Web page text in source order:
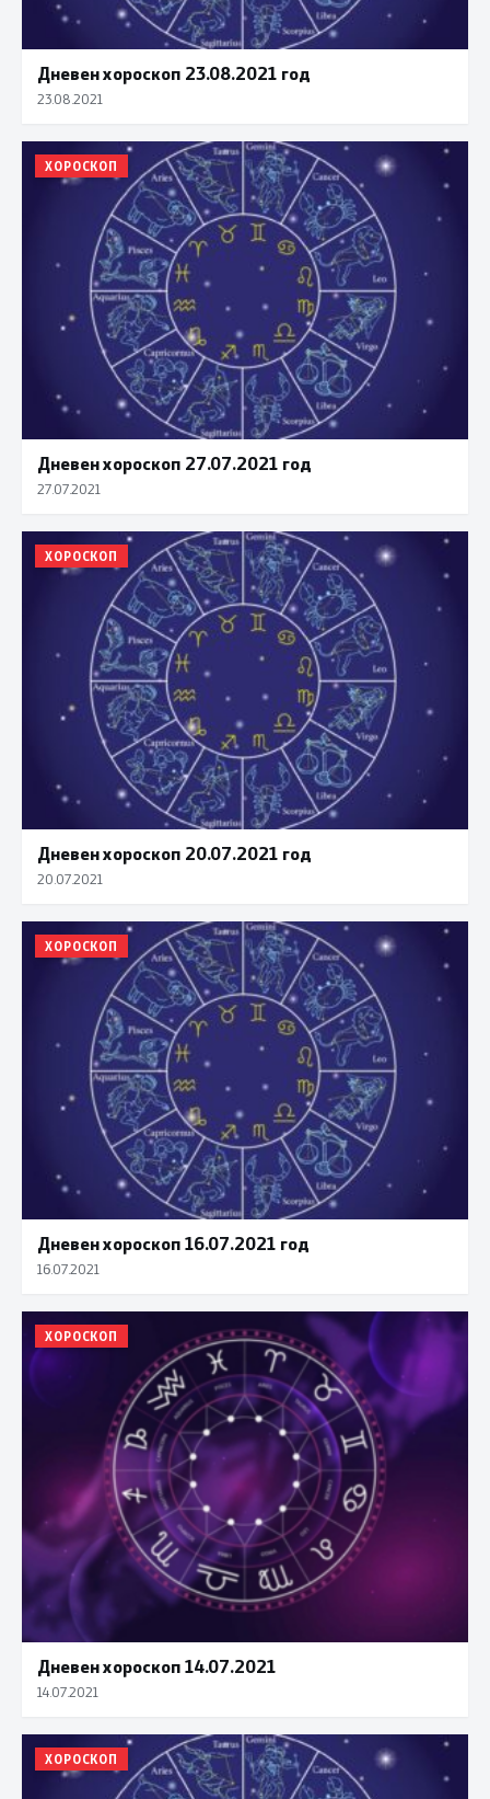
Дневен хороскоп 23.08.2021 год
23.08.2021
ХОРОСКОП
Дневен хороскоп 27.07.2021 год
27.07.2021
ХОРОСКОП
Дневен хороскоп 20.07.2021 год
20.07.2021
ХОРОСКОП
Дневен хороскоп 16.07.2021 год
16.07.2021
ХОРОСКОП
Дневен хороскоп 14.07.2021
14.07.2021
ХОРОСКОП